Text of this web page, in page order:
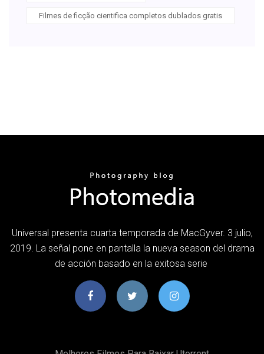
Filmes de ficção cientifica completos dublados gratis
Universal presenta cuarta temporada de MacGyver. 3 julio,
2019. La señal pone en pantalla la nueva season del drama
de acción basado en la exitosa serie